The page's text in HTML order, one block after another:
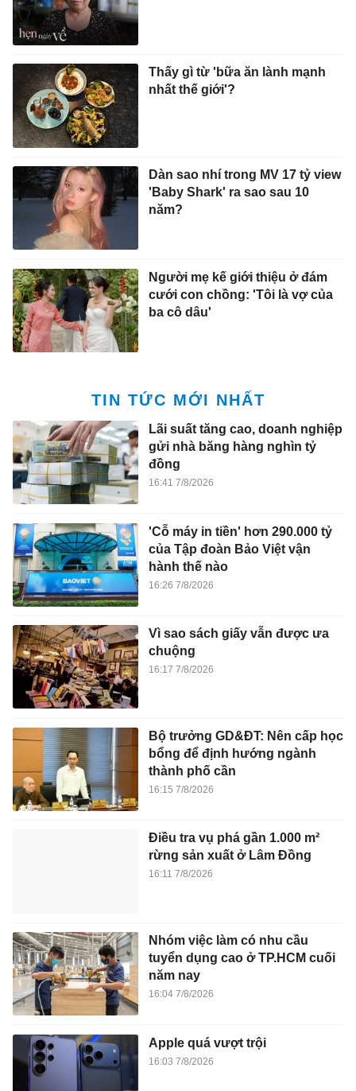
Thấy gì từ 'bữa ăn lành mạnh
nhất thế giới'?
Dàn sao nhí trong MV 17 tỷ view
'Baby Shark' ra sao sau 10
năm?
Người mẹ kế giới thiệu ở đám
cưới con chồng: 'Tôi là vợ của
ba cô dâu'
TIN TỨC MỚI NHẤT
Lãi suất tăng cao, doanh nghiệp
gửi nhà băng hàng nghìn tỷ
đồng
16:41 7/8/2026
'Cỗ máy in tiền' hơn 290.000 tỷ
của Tập đoàn Bảo Việt vận
hành thế nào
16:26 7/8/2026
Vì sao sách giấy vẫn được ưa
chuộng
16:17 7/8/2026
Bộ trưởng GD&ĐT: Nên cấp học
bổng để định hướng ngành
thành phố cần
16:15 7/8/2026
Điều tra vụ phá gần 1.000 m²
rừng sản xuất ở Lâm Đồng
16:11 7/8/2026
Nhóm việc làm có nhu cầu
tuyển dụng cao ở TP.HCM cuối
năm nay
16:04 7/8/2026
Apple quá vượt trội
16:03 7/8/2026